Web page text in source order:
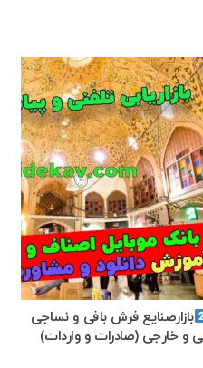
بازارصنایع فرش بافی و نساجی
و خارجی (صادرات و واردات)